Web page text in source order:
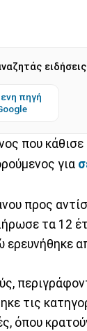
πηγή
που
για
προς
τα 12
τις
όπου